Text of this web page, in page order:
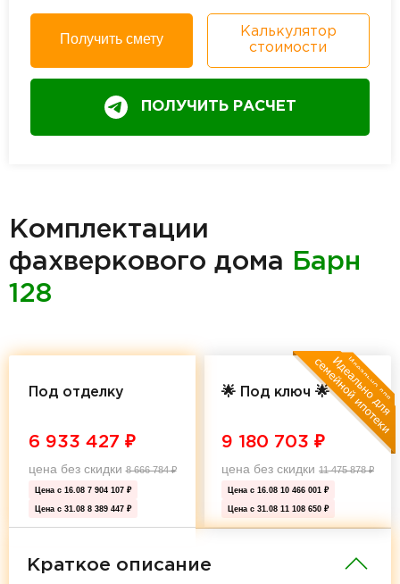
Получить смету
Калькулятор
стоимости
ПОЛУЧИТЬ РАСЧЕТ
Комплектации
фахверкового дома
Барн
128
Под отделку
6 933 427 ₽
цена без скидки8 666 784₽
Цена с 16.08 7 904 107 ₽
Цена с 31.08 8 389 447 ₽
🌟 Под ключ 🌟
9 180 703 ₽
цена без скидки 11 475 878₽
Цена с 16.08 10 466 001 ₽
Цена с 31.08 11 108 650 ₽
Краткое описание